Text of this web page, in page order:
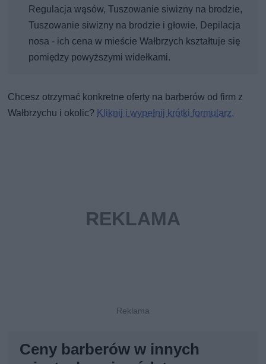
Regulacja wąsów, Tuszowanie siwizny na brodzie,
Tuszowanie siwizny na brodzie i głowie, Depilacja
nosa - ich cena w mieście Wałbrzych kształtuje się
pomiędzy powyższymi widełkami.
Chcesz otrzymać konkretne oferty na barberów od firm z
Wałbrzychu i okolic? Kliknij i wypełnij krótki formularz.
Ceny barberów w innych